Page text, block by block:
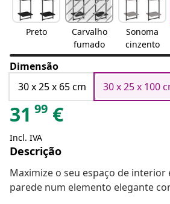
Preto
Carvalho
fumado
Sonoma
cinzento
Dimensão
30 x 25 x 65 cm
30 x 25 x 100
31 99 €
Incl. IVA
Descrição
Maximize o seu espaço de
parede num elemento elegante